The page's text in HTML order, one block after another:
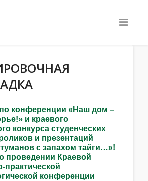
конференции «Наш дом –
и краевого
конкурса студенческих
и презентаций
с запахом тайги…»!
проведении Краевой
практической
конференции